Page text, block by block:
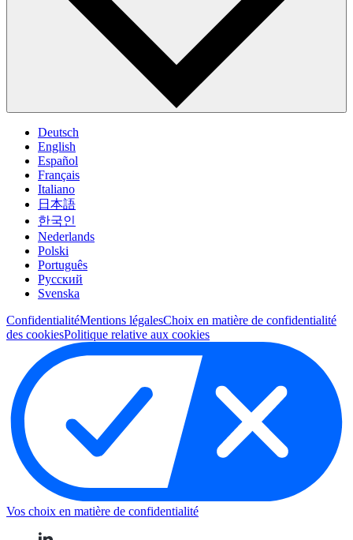
Deutsch
English
Español
Français
Italiano
日本語
한국인
Nederlands
Polski
Português
Pусский
Svenska
ConfidentialitéMentions légalesChoix en matière de confidentialité
des cookiesPolitique relative aux cookies
Vos choix en matière de confidentialité